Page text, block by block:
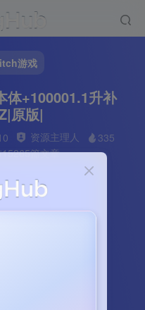
游戏
体+100001.1升补
原版|
资源主理人
335
篇文章